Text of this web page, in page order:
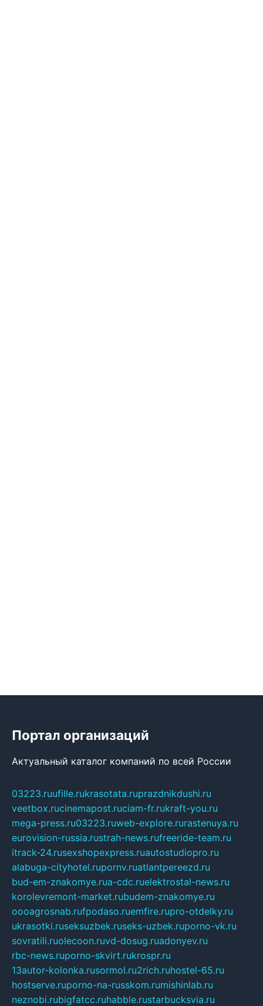
Портал организаций
Актуальный каталог компаний по всей России
03223.ruufille.rukrasotata.ruprazdnikdushi.ru
veetbox.rucinemapost.ruciam-fr.rukraft-you.ru
mega-press.ru03223.ruweb-explore.rurastenuya.ru
eurovision-russia.rustrah-news.rufreeride-team.ru
itrack-24.rusexshopexpress.ruautostudiopro.ru
alabuga-cityhotel.rupornv.ruatlantpereezd.ru
bud-em-znakomye.rua-cdc.ruelektrostal-news.ru
korolevremont-market.rubudem-znakomye.ru
oooagrosnab.rufpodaso.ruemfire.rupro-otdelky.ru
ukrasotki.ruseksuzbek.ruseks-uzbek.ruporno-vk.ru
sovratili.ruolecoon.ruvd-dosug.ruadonyev.ru
rbc-news.ruporno-skvirt.rukrospr.ru
13autor-kolonka.rusormol.ru2rich.ruhostel-65.ru
hostserve.ruporno-na-russkom.rumishinlab.ru
neznobi.rubigfatcc.ruhabble.rustarbucksvia.ru